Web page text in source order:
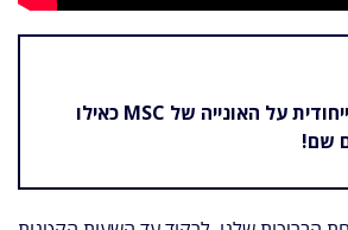
גלו את החוויה הייחודית על האונייה של MSC כאילו
שם!